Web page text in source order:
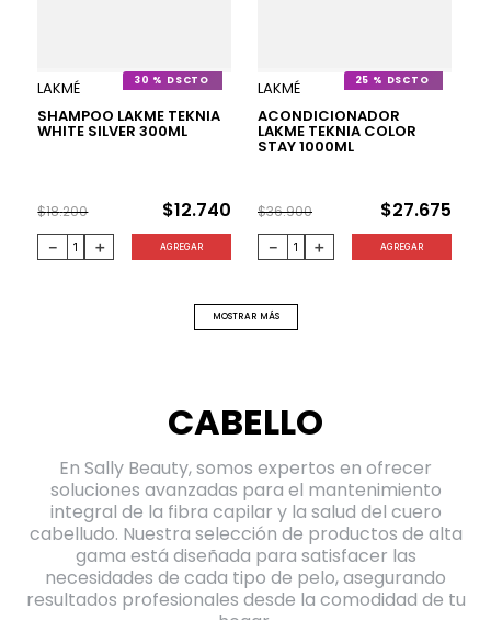
LAKMÉ
SHAMPOO LAKME TEKNIA
WHITE SILVER 300ML
30 %
$18.200 $12.740
＋
－ AGREGAR
LAKMÉ
ACONDICIONADOR
LAKME TEKNIA COLOR
STAY 1000ML
25 %
$36.900 $27.675
＋
－ AGREGAR
MOSTRAR MÁS
CABELLO
En Sally Beauty, somos expertos en ofrecer
soluciones avanzadas para el mantenimiento
integral de la fibra capilar y la salud del cuero
cabelludo. Nuestra selección de productos de alta
gama está diseñada para satisfacer las
necesidades de cada tipo de pelo, asegurando
resultados profesionales desde la comodidad de tu